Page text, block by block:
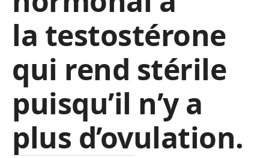
la testostérone
qui rend stérile
puisqu’il n’y a
plus d’ovulation.